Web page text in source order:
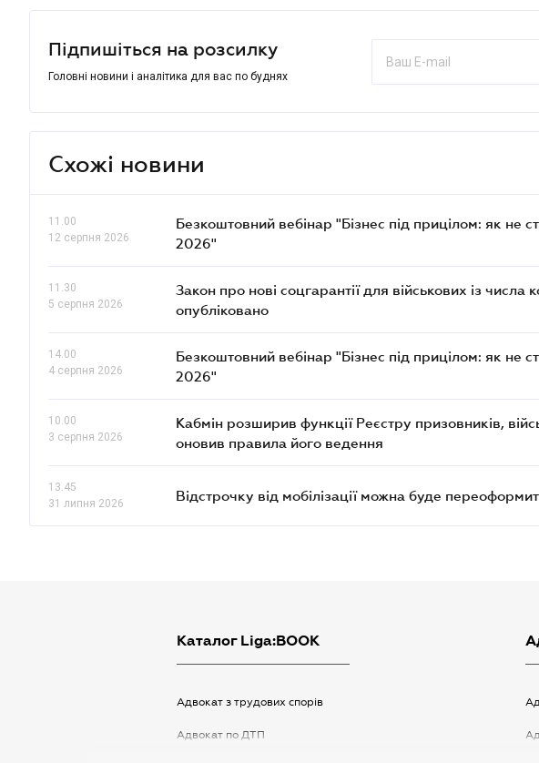
Підпишіться на розсилку
Головні новини і аналітика для вас по буднях
Схожі новини
11.00
12 серпня 2026
Безкоштовний вебінар "Бізнес під прицілом: як не
2026"
11.30
5 серпня 2026
Закон про нові соцгарантії для військових із числа
опубліковано
14.00
4 серпня 2026
Безкоштовний вебінар "Бізнес під прицілом: як не
2026"
10.00
3 серпня 2026
Кабмін розширив функції Реєстру призовників,
оновив правила його ведення
13.45
31 липня 2026
Відстрочку від мобілізації можна буде
Каталог Liga:BOOK
Адвокат з трудових спорів
Адвокат по ДТП